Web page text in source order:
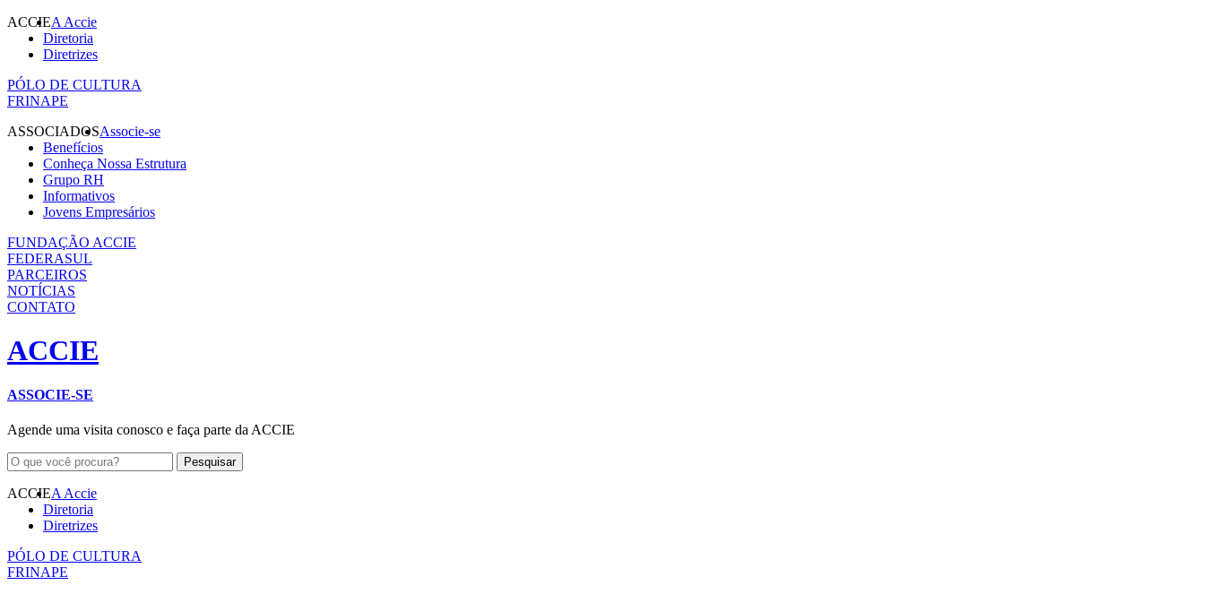
ACCIEA Accie
Diretoria
Diretrizes
PÓLO DE CULTURA
FRINAPE
ASSOCIADOSAssocie-se
Benefícios
Conheça Nossa Estrutura
Grupo RH
Informativos
Jovens Empresários
FUNDAÇÃO ACCIE
FEDERASUL
PARCEIROS
NOTÍCIAS
CONTATO
ACCIE
ASSOCIE-SE
Agende uma visita conosco e faça parte da ACCIE
ACCIEA Accie
Diretoria
Diretrizes
PÓLO DE CULTURA
FRINAPE